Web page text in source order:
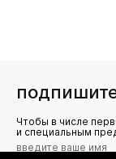
Чтобы в числе
и специальным